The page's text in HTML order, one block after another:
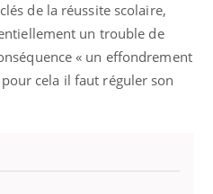
de la réussite scolaire,
un trouble de
« un effondrement
cela il faut réguler son
& Charge mentale : et si on
parler??Youtube
l'insuline dans le diabète de type 2